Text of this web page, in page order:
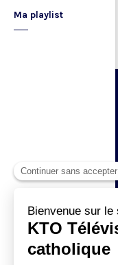
Ma playlist